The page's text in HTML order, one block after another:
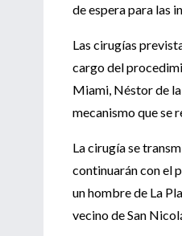
de espera para las
Las cirugías
cargo del
Miami, Néstor de
mecanismo que se
La cirugía se
continuarán con el
un hombre de La
vecino de San